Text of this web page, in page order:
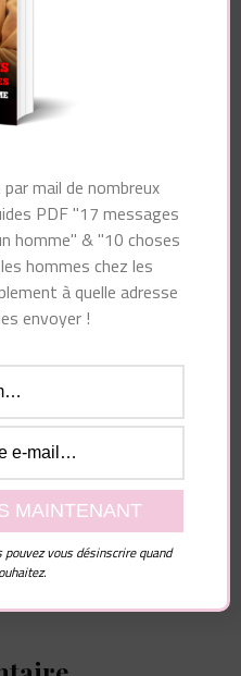
à tout moment.
Article suivant
Vous serez une
FEMME
INOUBLIABLE AU
aimer...
mail de nombreux
PDF "17 messages
homme" & "10 choses
hommes chez les
à quelle adresse
envoyer !
vous désinscrire quand